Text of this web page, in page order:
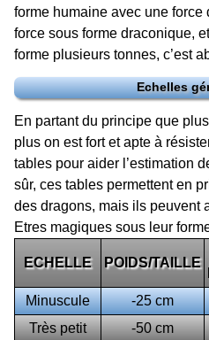
forme humaine avec une force
force sous forme draconique,
forme plusieurs tonnes, c’est
Echelles
En partant du principe que
plus on est fort et apte à
tables pour aider l’estimation
sûr, ces tables permettent en
des dragons, mais ils peuvent
Etres magiques sous leur
ECHELLE POIDS/TAILLE
Minuscule -25 cm
Très petit
-50 cm